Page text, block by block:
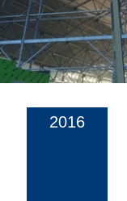
2016